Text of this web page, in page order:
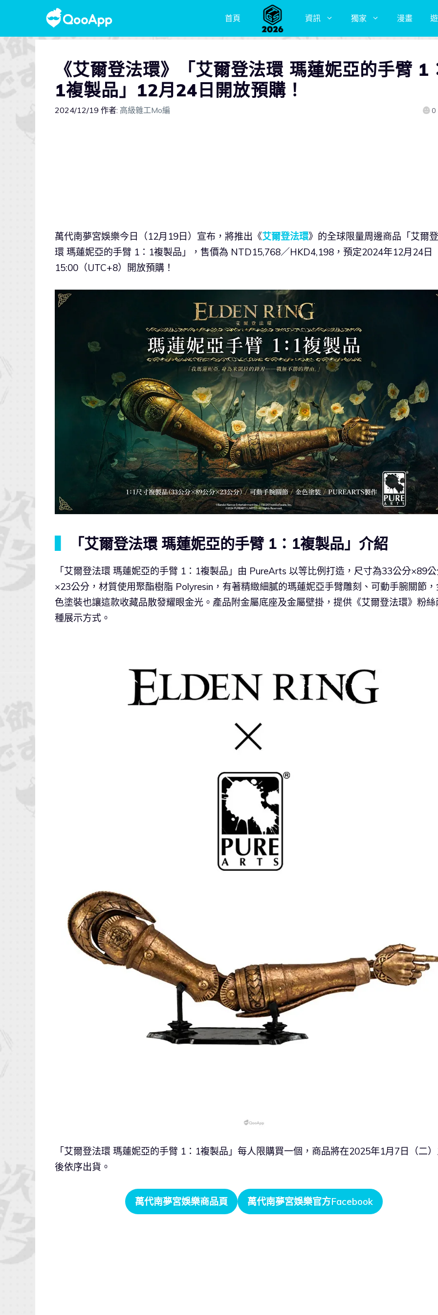
首頁 資訊 獨家 漫畫
《艾爾登法環》「艾爾登法環 瑪蓮妮亞的手臂 1
1複製品」12月24日開放預購！
2024/12/19 作者: 高級雜工Mo編 0
萬代南夢宮娛樂今日（12月19日）宣布，將推出《艾爾登法環》的全球限量周邊商品「艾爾
環 瑪蓮妮亞的手臂 1：1複製品」，售價為 NTD15,768／HKD4,198，預定2024年12月24日
15:00（UTC+8）開放預購！
「艾爾登法環 瑪蓮妮亞的手臂 1：1複製品」介紹
「艾爾登法環 瑪蓮妮亞的手臂 1：1複製品」由 PureArts 以等比例打造，尺寸為33公分×89
×23公分，材質使用聚酯樹脂 Polyresin，有著精緻細膩的瑪蓮妮亞手臂雕刻、可動手腕關節
色塗裝也讓這款收藏品散發耀眼金光。產品附金屬底座及金屬壁掛，提供《艾爾登法環》粉絲
種展示方式。
「艾爾登法環 瑪蓮妮亞的手臂 1：1複製品」每人限購買一個，商品將在2025年1月7日（二
後依序出貨。
萬代南夢宮娛樂商品頁 萬代南夢宮娛樂官方Facebook